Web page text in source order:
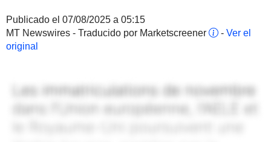
Publicado el 07/08/2025 a 05:15
MT Newswires - Traducido por Marketscreener
- Ver el
original